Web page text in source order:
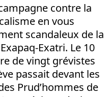
contre la
en vous
scandaleux de la
Exatri. Le 10
de vingt grévistes
passait devant les
Prud’hommes de